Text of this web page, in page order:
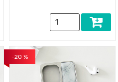
-20 %